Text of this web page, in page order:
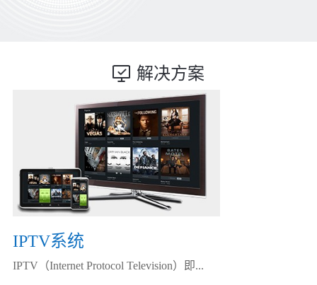
解决方案
IPTV系统
IPTV（Internet Protocol Television）即...